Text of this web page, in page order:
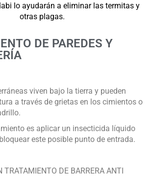
lo ayudarán a eliminar las termitas y
otras plagas.
DE PAREDES Y
viven bajo la tierra y pueden
a través de grietas en los cimientos o
es aplicar un insecticida líquido
este posible punto de entrada.
TRATAMIENTO DE BARRERA ANTI